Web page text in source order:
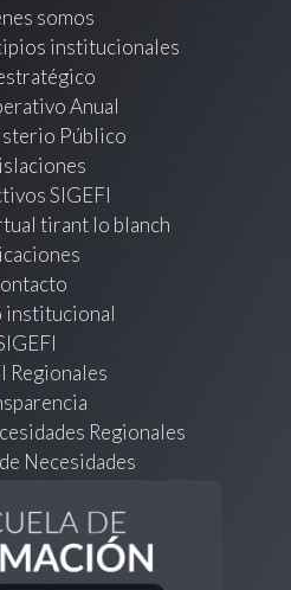
somos
institucionales
Anual
Público
SIGEFI
tirant lo blanch
institucional
Regionales
Regionales
Necesidades